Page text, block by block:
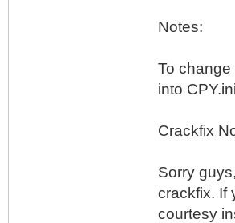
Notes:
To
into CPY.ini
Crackfix
Sorry
crackfix. If
courtesy